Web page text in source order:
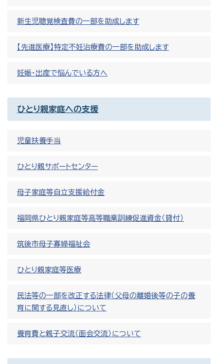
新生児聴覚検査費の一部を助成します
【先進医療】特定不妊治療費の一部を助成します
妊娠・出産で悩んでいる方へ
ひとり親家庭への支援
児童扶養手当
ひとり親サポートセンター
母子家庭等自立支援給付金
福岡県ひとり親家庭等高等職業訓練促進資金（貸付）
筑後市母子寡婦福祉会
ひとり親家庭等医療
民法等の一部を改正する法律（父母の離婚後等の子の養
育に関する見直し）について
養育費と親子交流（面会交流）について